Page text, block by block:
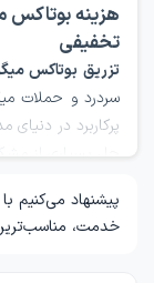
هزینه بوتاکس
تخفیفی
تزریق بوتاکس
سردرد و حملات
پرکاربرد در
حل بسیاری از
پیشنهاد می‌کنیم
خدمت، مناسب‌ترین